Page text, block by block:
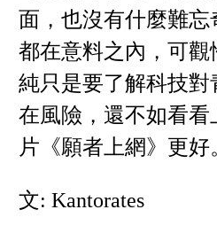
面，也沒有什麼難忘
都在意料之內，可觀
純只是要了解科技
在風險，還不如看
片《願者上網》更好
文: Kantorates